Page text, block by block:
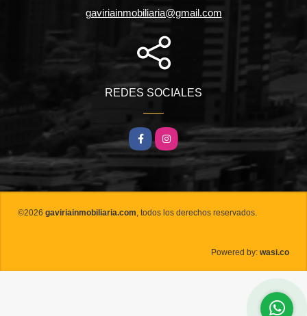
gaviriainmobiliaria@gmail.com
REDES SOCIALES
FacebookInstagram
©2026 gaviriainmobiliaria.com, todos los derechos reservados.
Powered by: wasi.co